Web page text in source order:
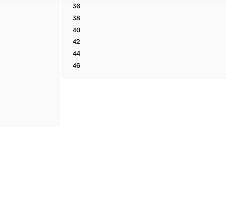
36CALÇÕES DE ALGODÃO COM DETALHES
38CALÇÕES DE ALGODÃO COM DETALHES
40CALÇÕES DE ALGODÃO COM DETALHES
42CALÇÕES DE ALGODÃO COM DETALHES
44CALÇÕES DE ALGODÃO COM DETALHES
46CALÇÕES DE ALGODÃO COM DETALHES